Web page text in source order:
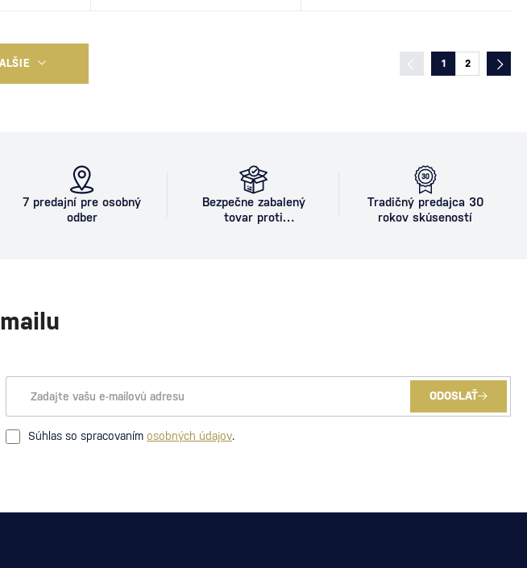
1 2
7 predajní pre osobný
odber
Bezpečne zabalený
tovar proti
Tradičný predajca 30
rokov skúseností
ODOSLAŤ
Súhlas so spracovaním osobných údajov.